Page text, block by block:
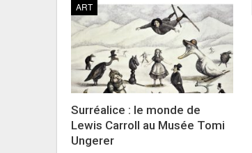
ART
Surréalice : le monde de
Lewis Carroll au Musée Tomi
Ungerer